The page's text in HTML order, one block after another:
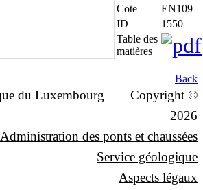
Cote
EN109
ID
1550
Table des
matières
Back
Copyright ©
2026
Administration des ponts et chaussées
Service géologique
Aspects légaux